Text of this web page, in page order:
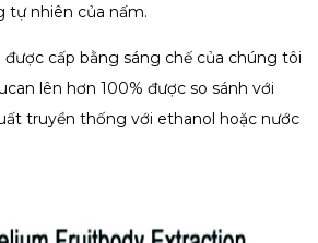
tự nhiên của nấm.
cấp bằng sáng chế của chúng tôi
lên hơn 100% được so sánh với
truyền thống với ethanol hoặc nước